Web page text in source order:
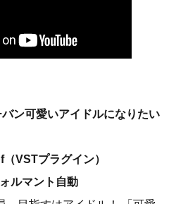
ン可愛いアイドルになりたい
VSTプラグイン）
ルマント自動